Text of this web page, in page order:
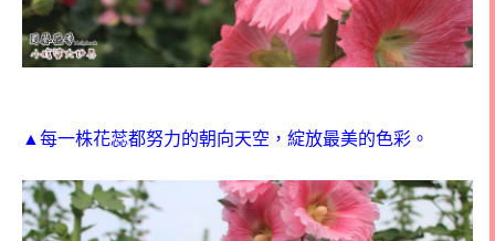
▲每一株花蕊都努力的朝向天空，綻放最美的色彩。